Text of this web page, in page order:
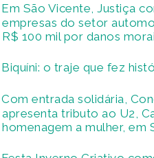
Em São Vicente, Justiça
empresas do setor
R$ 100 mil por danos
Biquíni: o traje que fez
Com entrada solidária,
apresenta tributo ao U2,
homenagem a mulher, em